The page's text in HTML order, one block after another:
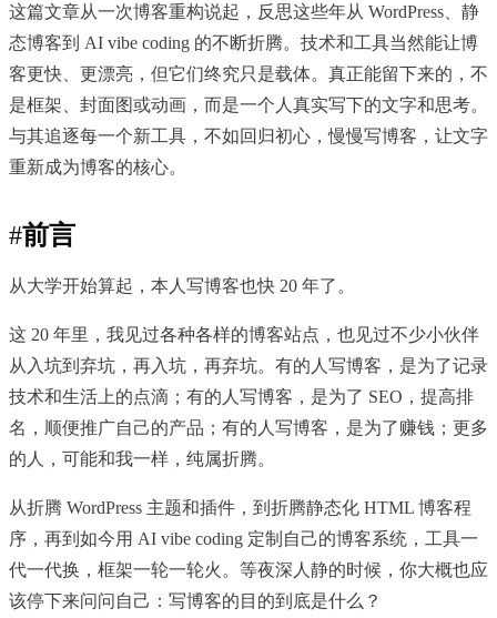
这篇文章从一次博客重构说起，反思这些年从 WordPress、静
态博客到 AI vibe coding 的不断折腾。技术和工具当然能让博
客更快、更漂亮，但它们终究只是载体。真正能留下来的，不
是框架、封面图或动画，而是一个人真实写下的文字和思考。
与其追逐每一个新工具，不如回归初心，慢慢写博客，让文字
重新成为博客的核心。
#前言
从大学开始算起，本人写博客也快 20 年了。
这 20 年里，我见过各种各样的博客站点，也见过不少小伙伴
从入坑到弃坑，再入坑，再弃坑。有的人写博客，是为了记录
技术和生活上的点滴；有的人写博客，是为了 SEO，提高排
名，顺便推广自己的产品；有的人写博客，是为了赚钱；更多
的人，可能和我一样，纯属折腾。
从折腾 WordPress 主题和插件，到折腾静态化 HTML 博客程
序，再到如今用 AI vibe coding 定制自己的博客系统，工具一
代一代换，框架一轮一轮火。等夜深人静的时候，你大概也应
该停下来问问自己：写博客的目的到底是什么？